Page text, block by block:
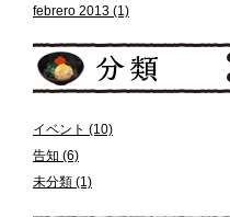
febrero 2013 (1)
イベント (10)
告知 (6)
未分類 (1)